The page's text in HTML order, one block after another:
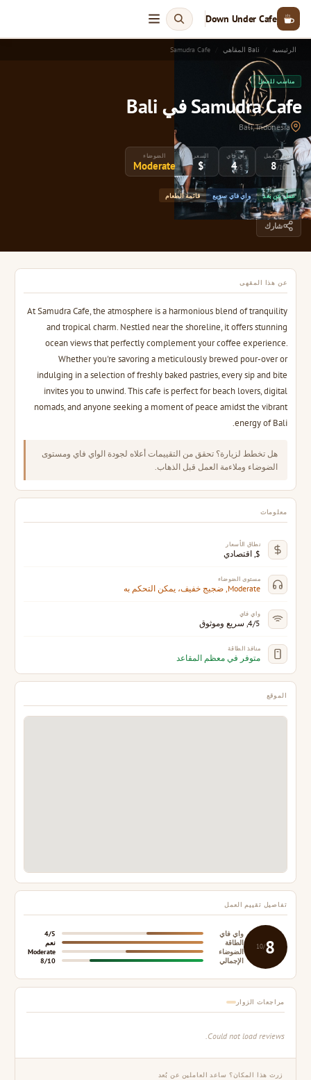
Down Under Cafe
الرئيسية Bali المقاهي Samudra Cafe
مناسب للعمل
Samudra Cafe في Bali
Bali, Indonesia
تقييم العمل
8/10
واي فاي
4/5
السعر
$
الضوضاء
Moderate
عمل عن بعد واي فاي سريع قائمة الطعام
شارك
عن هذا المقهى
At Samudra Cafe, the atmosphere is a harmonious blend of tranquility
and tropical charm. Nestled near the shoreline, it offers stunning
ocean views that perfectly complement your coffee experience.
Whether you're savoring a meticulously brewed pour-over or
indulging in a selection of freshly baked pastries, every sip and bite
invites you to unwind. This cafe is perfect for beach lovers, digital
nomads, and anyone seeking a moment of peace amidst the vibrant
energy of Bali.
هل تخطط لزيارة؟ تحقق من التقييمات أعلاه لجودة الواي فاي ومستوى
الضوضاء وملاءمة العمل قبل الذهاب.
معلومات
نطاق الأسعار
$, اقتصادي
مستوى الضوضاء
Moderate, ضجيج خفيف، يمكن التحكم به
واي فاي
4/5, سريع وموثوق
منافذ الطاقة
متوفر في معظم المقاعد
الموقع
تفاصيل تقييم العمل
8
/10
واي فاي
4/5
الطاقة
نعم
الضوضاء
Moderate
الإجمالي
8/10
مراجعات الزوار
Could not load reviews.
زرت هذا المكان؟ ساعد العاملين عن بُعد